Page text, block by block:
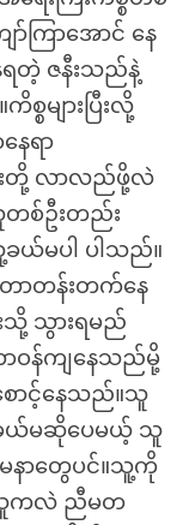
ကြာအောင် နေ
တဲ့ ဇနီးသည်နဲ့
များပြီးလို့
ေရာ
းတို့ လာလည်ဖို့လဲ
တစ်ဦးတည်း
ယ်မပါ ပါသည်။
တာတန်းတက်နေ
သို့ သွားရမည်
ဝန်ကျနေသည်မို့
ာင့်နေသည်။သူ
ခယ်မဆိုပေမယ့် သူ
မနာတွေပင်။သူ့ကို
သူကလဲ ညီမတ